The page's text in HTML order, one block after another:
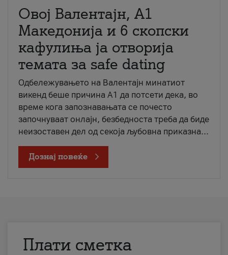
Овој Валентајн, A1
Македонија и 6 скопски
кафулиња ја отворија
темата за safe dating
Одбележувањето на Валентајн минатиот
викенд беше причина А1 да потсети дека, во
време кога запознавањата се почесто
започнуваат онлајн, безбедноста треба да биде
неизоставен дел од секоја љубовна приказна...
Дознај повеќе
Плати сметка